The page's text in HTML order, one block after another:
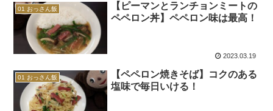
01 おっさん飯
【ピーマンとランチョンミートの
ペペロン丼】ペペロン味は最高！
2023.03.19
01 おっさん飯
【ペペロン焼きそば】コクのある
塩味で毎日いける！